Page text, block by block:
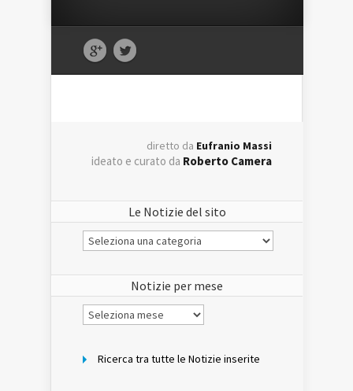
diretto da Eufranio Massi
ideato e curato da Roberto Camera
Le Notizie del sito
Le
Notizie
Notizie per mese
Notizie
per
Ricerca tra tutte le Notizie inserite